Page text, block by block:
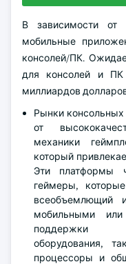
В зависимости от
мобильные
консолей/ПК.
для консолей и ПК
миллиардов
Рынки
от
механики
который
Эти платформы
геймеры,
всеобъемлющий
мобильными или
поддержки
оборудования,
процессоры и